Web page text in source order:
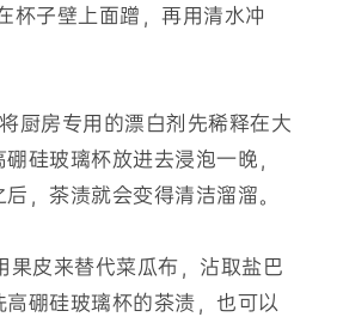
杯子壁上面蹭，再用清水冲
厨房专用的漂白剂先稀释在大
硅玻璃杯放进去浸泡一晚，
，茶渍就会变得清洁溜溜。
果皮来替代菜瓜布，沾取盐巴
硼硅玻璃杯的茶渍，也可以